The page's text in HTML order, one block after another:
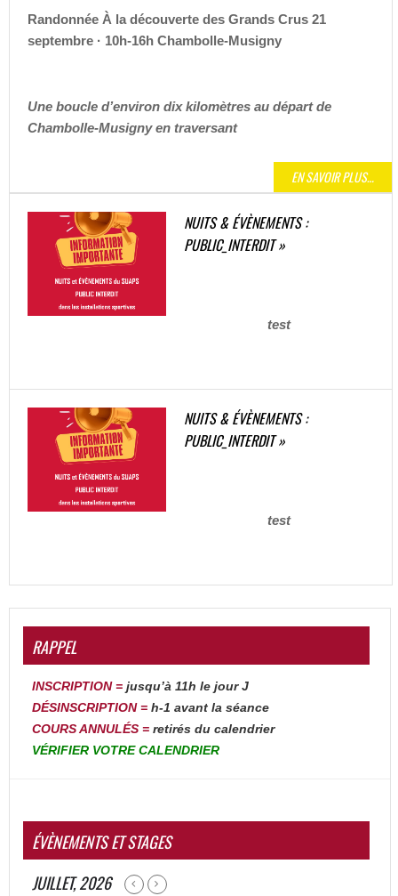
Randonnée À la découverte des Grands Crus 21
septembre · 10h-16h Chambolle-Musigny
Une boucle d’environ dix kilomètres au départ de
Chambolle-Musigny en traversant
EN SAVOIR PLUS…
NUITS & ÉVÈNEMENTS :
PUBLIC_INTERDIT »
test
NUITS & ÉVÈNEMENTS :
PUBLIC_INTERDIT »
test
RAPPEL
INSCRIPTION = jusqu’à 11h le jour J
DÉSINSCRIPTION= h-1 avant la séance
COURS ANNULÉS = retirés du calendrier
VÉRIFIER VOTRECALENDRIER
ÉVÈNEMENTS ET STAGES
JUILLET, 2026